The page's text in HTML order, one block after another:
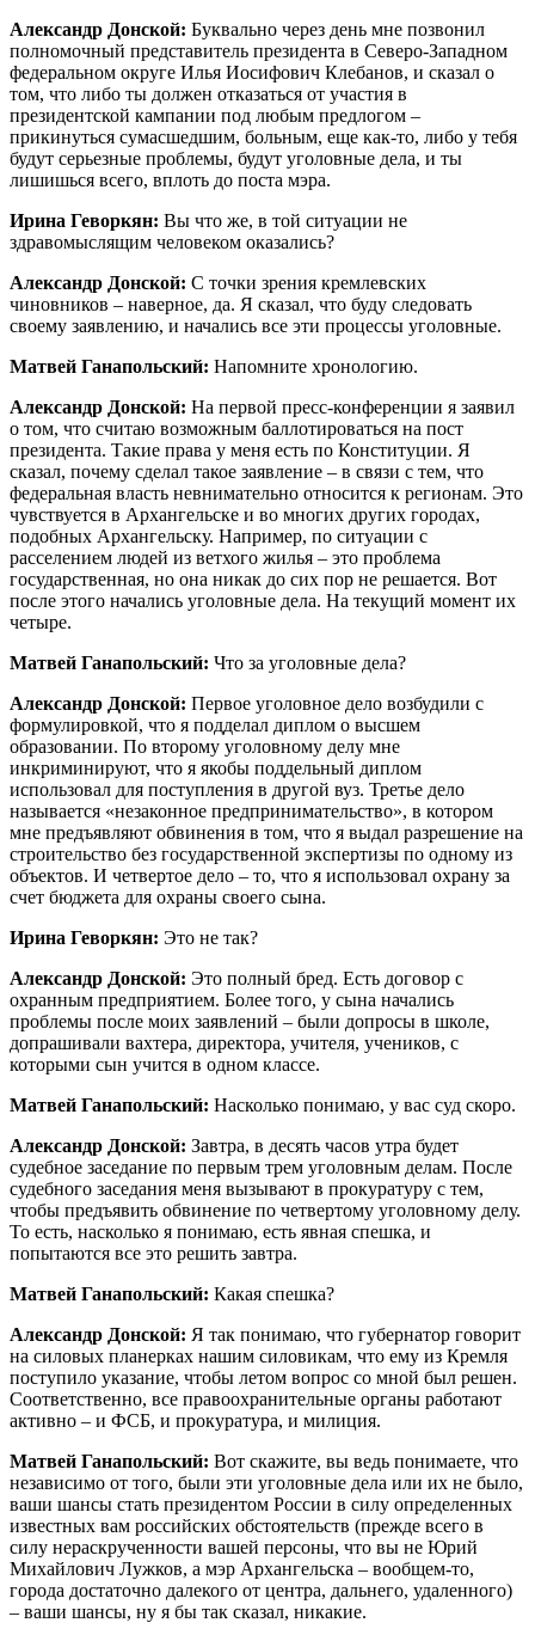
Александр Донской: Буквально через день мне позвонил
полномочный представитель президента в Северо-Западном
федеральном округе Илья Иосифович Клебанов, и сказал о
том, что либо ты должен отказаться от участия в
президентской кампании под любым предлогом –
прикинуться сумасшедшим, больным, еще как-то, либо у тебя
будут серьезные проблемы, будут уголовные дела, и ты
лишишься всего, вплоть до поста мэра.
Ирина Геворкян: Вы что же, в той ситуации не
здравомыслящим человеком оказались?
Александр Донской: С точки зрения кремлевских
чиновников – наверное, да. Я сказал, что буду следовать
своему заявлению, и начались все эти процессы уголовные.
Матвей Ганапольский: Напомните хронологию.
Александр Донской: На первой пресс-конференции я заявил
о том, что считаю возможным баллотироваться на пост
президента. Такие права у меня есть по Конституции. Я
сказал, почему сделал такое заявление – в связи с тем, что
федеральная власть невнимательно относится к регионам. Это
чувствуется в Архангельске и во многих других городах,
подобных Архангельску. Например, по ситуации с
расселением людей из ветхого жилья – это проблема
государственная, но она никак до сих пор не решается. Вот
после этого начались уголовные дела. На текущий момент их
четыре.
Матвей Ганапольский: Что за уголовные дела?
Александр Донской: Первое уголовное дело возбудили с
формулировкой, что я подделал диплом о высшем
образовании. По второму уголовному делу мне
инкриминируют, что я якобы поддельный диплом
использовал для поступления в другой вуз. Третье дело
называется «незаконное предпринимательство», в котором
мне предъявляют обвинения в том, что я выдал разрешение на
строительство без государственной экспертизы по одному из
объектов. И четвертое дело – то, что я использовал охрану за
счет бюджета для охраны своего сына.
Ирина Геворкян: Это не так?
Александр Донской: Это полный бред. Есть договор с
охранным предприятием. Более того, у сына начались
проблемы после моих заявлений – были допросы в школе,
допрашивали вахтера, директора, учителя, учеников, с
которыми сын учится в одном классе.
Матвей Ганапольский: Насколько понимаю, у вас суд скоро.
Александр Донской: Завтра, в десять часов утра будет
судебное заседание по первым трем уголовным делам. После
судебного заседания меня вызывают в прокуратуру с тем,
чтобы предъявить обвинение по четвертому уголовному делу.
То есть, насколько я понимаю, есть явная спешка, и
попытаются все это решить завтра.
Матвей Ганапольский: Какая спешка?
Александр Донской: Я так понимаю, что губернатор говорит
на силовых планерках нашим силовикам, что ему из Кремля
поступило указание, чтобы летом вопрос со мной был решен.
Соответственно, все правоохранительные органы работают
активно – и ФСБ, и прокуратура, и милиция.
Матвей Ганапольский: Вот скажите, вы ведь понимаете, что
независимо от того, были эти уголовные дела или их не было,
ваши шансы стать президентом России в силу определенных
известных вам российских обстоятельств (прежде всего в
силу нераскрученности вашей персоны, что вы не Юрий
Михайлович Лужков, а мэр Архангельска – вообщем-то,
города достаточно далекого от центра, дальнего, удаленного)
– ваши шансы, ну я бы так сказал, никакие.